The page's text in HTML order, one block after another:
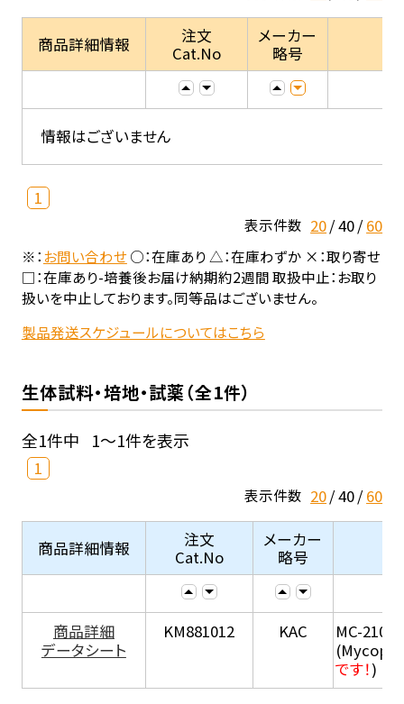
商品詳細情報
注文
Cat.No
メーカー
略号
情報はございません
1
表示件数 20 40 60
※：お問い合わせ○：在庫あり △：在庫わずか ×：取り寄せ
□：在庫あり-培養後お届け納期約2週間 取扱中止：お取り
扱いを中止しております。同等品はございません。
製品発送スケジュールについてはこちら
生体試料・培地・試薬（全1件）
全1件中 1～1件を表示
1
表示件数 20 40 60
商品詳細情報
注文
Cat.No
メーカー
略号
商品詳細
データシート
KM881012 KAC
MC-210 (
です！)